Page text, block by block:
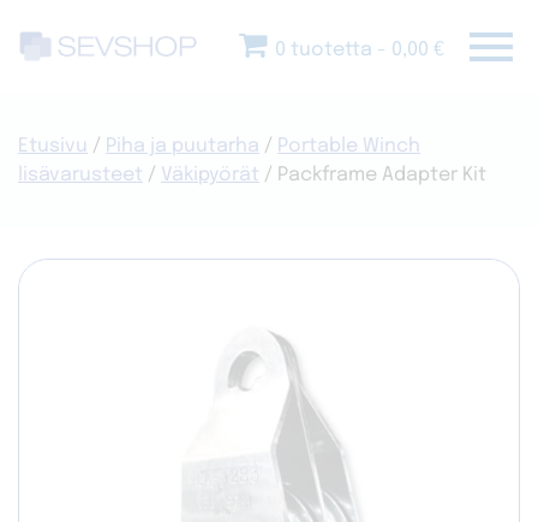
0 tuotetta 0,00 € menu
Etusivu / Piha ja puutarha / Portable Winch
lisävarusteet / Väkipyörät / Packframe Adapter Kit